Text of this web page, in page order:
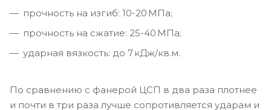
прочность на изгиб: 10-20 МПа;
прочность на сжатие: 25-40 МПа;
ударная вязкость: до 7 кДж/кв.м.
По сравнению с фанерой ЦСП в два раза плотнее
и почти в три раза лучше сопротивляется ударам и